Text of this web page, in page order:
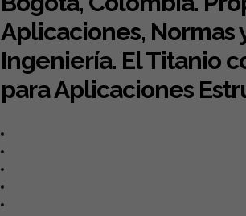
Aplicaciones, Normas
Ingeniería. El Titanio
para Aplicaciones